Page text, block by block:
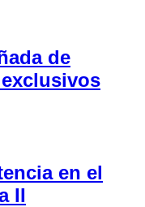
de
en el
II